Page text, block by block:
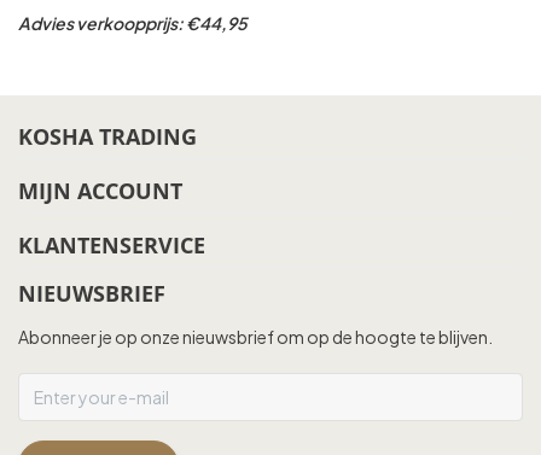
Advies verkoopprijs: €44,95
KOSHA TRADING
MIJN ACCOUNT
KLANTENSERVICE
NIEUWSBRIEF
Abonneer je op onze nieuwsbrief om op de hoogte te blijven.